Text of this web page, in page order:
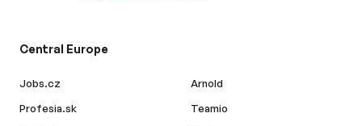
Central Europe
Jobs.cz
Profesia.sk
Arnold
Teamio